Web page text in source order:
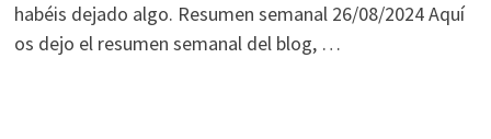
habéis dejado algo. Resumen semanal 26/08/2024 Aquí
os dejo el resumen semanal del blog, …